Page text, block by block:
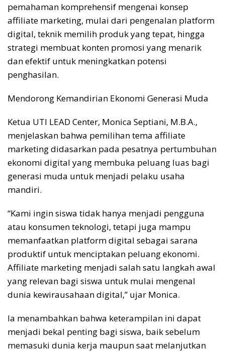
pemahaman komprehensif mengenai konsep
affiliate marketing, mulai dari pengenalan platform
digital, teknik memilih produk yang tepat, hingga
strategi membuat konten promosi yang menarik
dan efektif untuk meningkatkan potensi
penghasilan.
Mendorong Kemandirian Ekonomi Generasi Muda
Ketua UTI LEAD Center, Monica Septiani, M.B.A.,
menjelaskan bahwa pemilihan tema affiliate
marketing didasarkan pada pesatnya pertumbuhan
ekonomi digital yang membuka peluang luas bagi
generasi muda untuk menjadi pelaku usaha
mandiri.
“Kami ingin siswa tidak hanya menjadi pengguna
atau konsumen teknologi, tetapi juga mampu
memanfaatkan platform digital sebagai sarana
produktif untuk menciptakan peluang ekonomi.
Affiliate marketing menjadi salah satu langkah awal
yang relevan bagi siswa untuk mulai mengenal
dunia kewirausahaan digital,” ujar Monica.
Ia menambahkan bahwa keterampilan ini dapat
menjadi bekal penting bagi siswa, baik sebelum
memasuki dunia kerja maupun saat melanjutkan